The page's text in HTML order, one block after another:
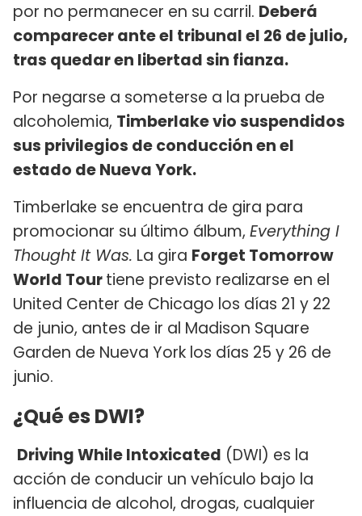
por no permanecer en su carril. Deberá
comparecer ante el tribunal el 26 de julio,
tras quedar en libertad sin fianza.
Por negarse a someterse a la prueba de
alcoholemia, Timberlake vio suspendidos
sus privilegios de conducción en el
estado de Nueva York.
Timberlake se encuentra de gira para
promocionar su último álbum, Everything I
Thought It Was. La gira Forget Tomorrow
World Tourtiene previsto realizarse en el
United Center de Chicago los días 21 y 22
de junio, antes de ir al Madison Square
Garden de Nueva York los días 25 y 26 de
junio.
¿Qué es DWI?
Driving While Intoxicated (DWI) es la
acción de conducir un vehículo bajo la
influencia de alcohol, drogas, cualquier